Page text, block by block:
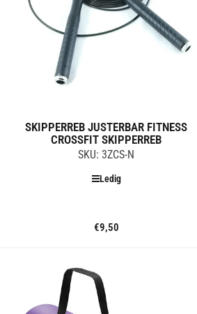
SKIPPERREB JUSTERBAR FITNESS
CROSSFIT SKIPPERREB
SKU: 3ZCS-N
Ledig
Standard
€9,50